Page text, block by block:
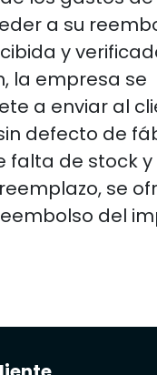
a su
y
la empresa se
a enviar al
defecto de
falta de stock
se
del